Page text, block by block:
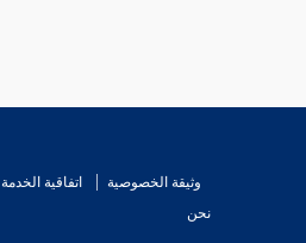
وثيقة الخصوصية اتفاقية الخدمة
نحن